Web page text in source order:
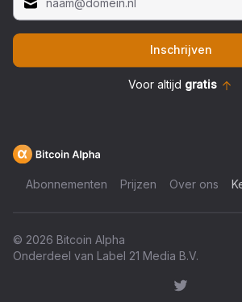
Inschrijven
Voor altijd gratis
Abonnementen Prijzen Over ons
© 2026 Bitcoin Alpha
Onderdeel van Label 21 Media B.V.